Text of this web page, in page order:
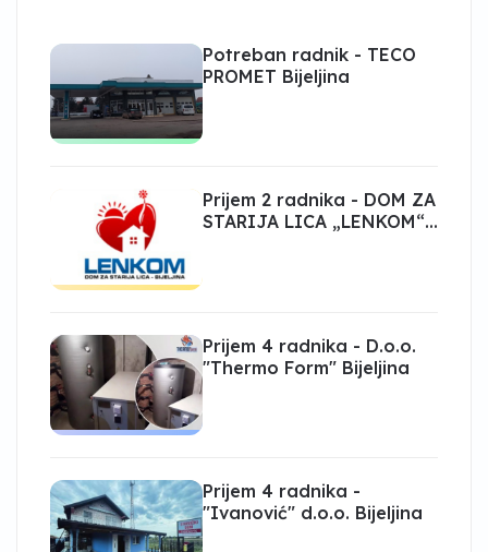
Potreban radnik - TECO
PROMET Bijeljina
Prijem 2 radnika - DOM ZA
STARIJA LICA „LENKOM“
Prijem 4 radnika - D.o.o.
"Thermo Form" Bijeljina
Prijem 4 radnika -
"Ivanović" d.o.o. Bijeljina